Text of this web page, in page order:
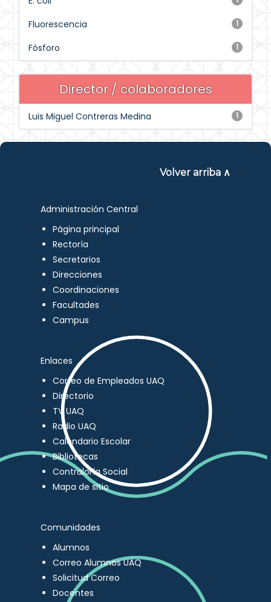
1
Fluorescencia
1
Fósforo
Director / colaboradores
1
Luis Miguel Contreras Medina
Volver arriba ∧
Administración Central
Página principal
Rectoría
Secretarios
Direcciones
Coordinaciones
Facultades
Campus
Enlaces
Correo de Empleados UAQ
Directorio
TV UAQ
Radio UAQ
Calendario Escolar
Bibliotecas
Contraloría Social
Mapa de sitio
Comunidades
Alumnos
Correo Alumnos UAQ
Solicitud Correo
Docentes